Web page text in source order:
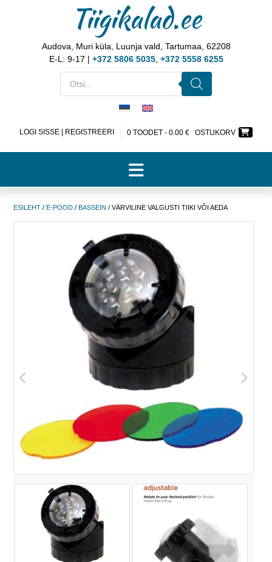
Tiigikalad.ee
Audova, Muri küla, Luunja vald, Tartumaa, 62208
E-L: 9-17 | +372 5806 5035, +372 5558 6255
LOGI SISSE | REGISTREERI 0 TOODET - 0.00 € OSTUKORV
ESILEHT / E-POOD / BASSEIN / VÄRVILINE VALGUSTI TIIKI VÕI AEDA